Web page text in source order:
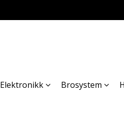
Elektronikk Brosystem